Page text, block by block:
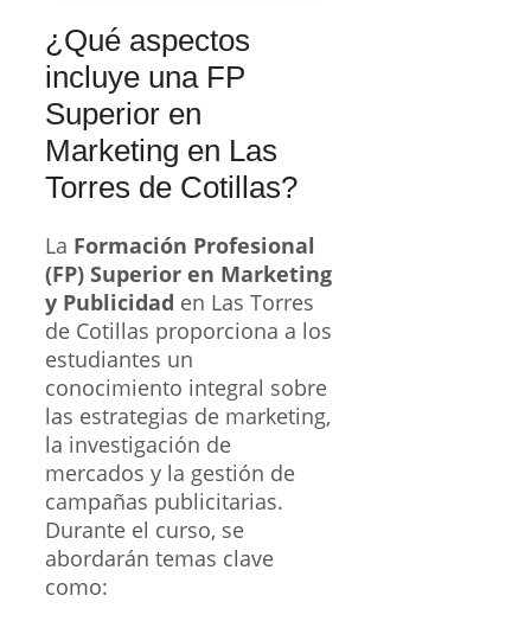
¿Qué aspectos
incluye una FP
Superior en
Marketing en Las
Torres de Cotillas?
La Formación Profesional
(FP) Superior en Marketing
y Publicidad en Las Torres
de Cotillas proporciona a los
estudiantes un
conocimiento integral sobre
las estrategias de marketing,
la investigación de
mercados y la gestión de
campañas publicitarias.
Durante el curso, se
abordarán temas clave
como: